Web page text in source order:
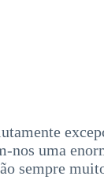
uma
sempre